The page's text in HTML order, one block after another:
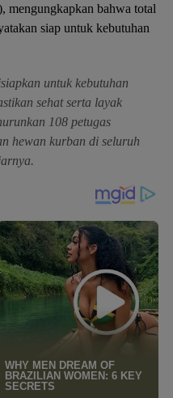
mengungkapkan bahwa total
siap untuk kebutuhan
untuk kebutuhan
sehat serta layak
108 petugas
hewan kurban di seluruh